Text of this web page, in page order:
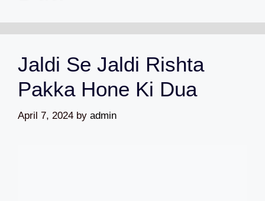
Jaldi Se Jaldi Rishta
Pakka Hone Ki Dua
April 7, 2024 by admin